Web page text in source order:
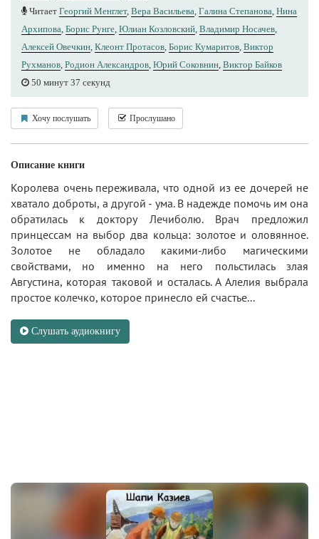
Читает Георгий Менглет, Вера Васильева, Галина Степанова, Нина
Архипова, Борис Рунге, Юлиан Козловский, Владимир Носачев,
Алексей Овечкин, Клеонт Протасов, Борис Кумаритов, Виктор
Рухманов, Родион Александров, Юрий Соковнин, Виктор Байков
50 минут 37 секунд
Хочу послушать Прослушано
Описание книги
Королева очень переживала, что одной из ее дочерей не
хватало доброты, а другой - ума. В надежде помочь им она
обратилась к доктору Лечиболю. Врач предложил
принцессам на выбор два кольца: золотое и оловянное.
Золотое не обладало какими-либо магическими
свойствами, но именно на него польстилась злая
Августина, которая таковой и осталась. А Алелия выбрала
простое колечко, которое принесло ей счастье...
Слушать аудиокнигу